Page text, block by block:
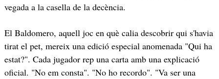
vegada a la casella de la decència.
El Baldomero, aquell joc en què calia descobrir qui s'havia
tirat el pet, mereix una edició especial anomenada "Qui ha
estat?". Cada jugador rep una carta amb una explicació
oficial. "No em consta". "No ho recordo". "Va ser una